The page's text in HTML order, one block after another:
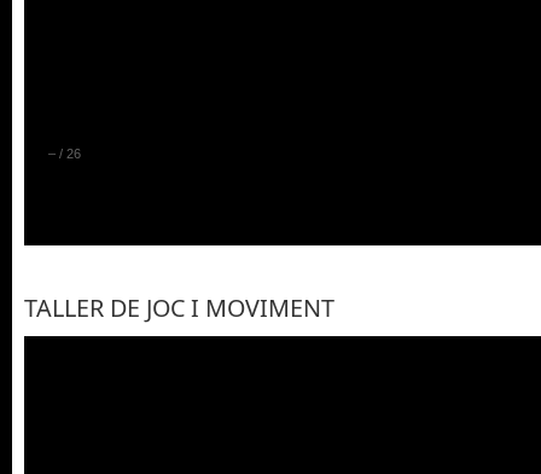
– / 26
TALLER DE JOC I MOVIMENT